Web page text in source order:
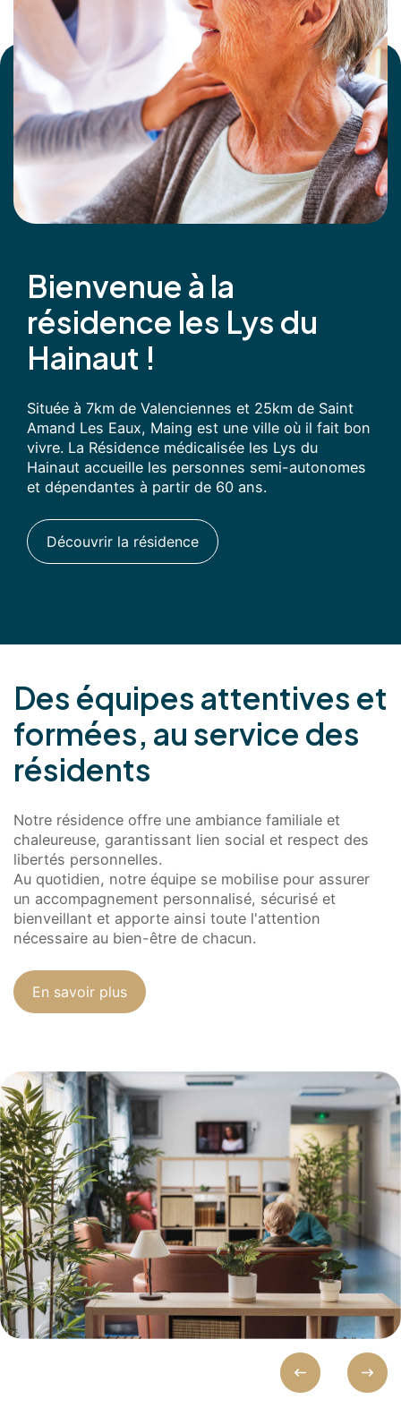
Démarche Éco responsable
Activités thérapeutiques
Accompagnement spécialisé
Intervenants extérieurs et partenariats
Nos valeurs
Restauration
Animations et sorties
Les services
Nous contacter
Horaires et accès
La galerie photos
Démarches d'admission
Les aides financières
FAQ
Bienvenue à la
résidence les Lys du
Hainaut !
Située à 7km de Valenciennes et 25km de Saint
Amand Les Eaux, Maing est une ville où il fait bon
vivre. La Résidence médicalisée les Lys du
Hainaut accueille les personnes semi-autonomes
et dépendantes à partir de 60 ans.
Découvrir la résidence
Des équipes attentives et
formées, au service des
résidents
Notre résidence offre une ambiance familiale et
chaleureuse, garantissant lien social et respect des
libertés personnelles.
Au quotidien, notre équipe se mobilise pour assurer
un accompagnement personnalisé, sécurisé et
bienveillant et apporte ainsi toute l'attention
nécessaire au bien-être de chacun.
En savoir plus